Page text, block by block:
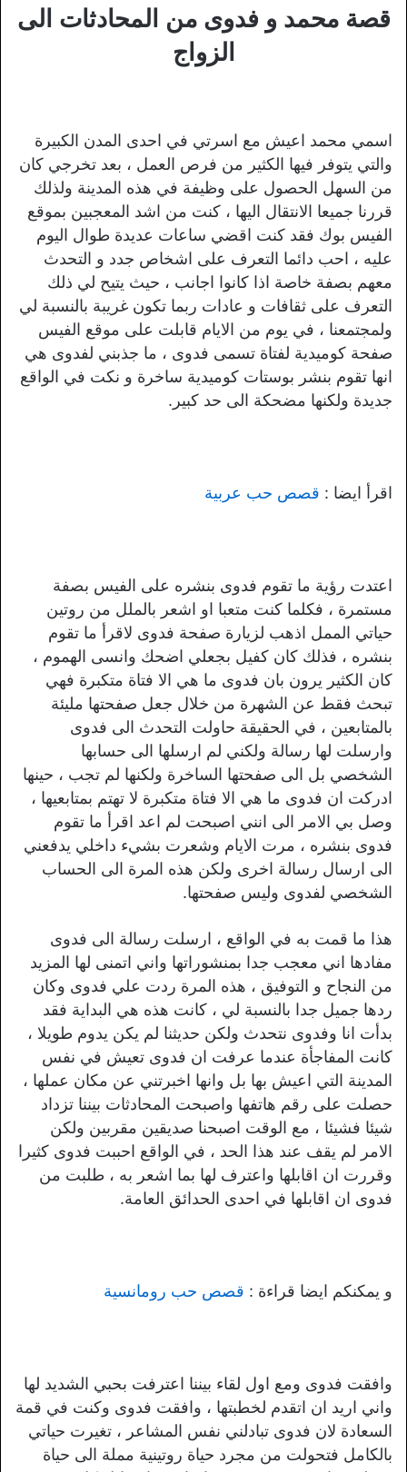
قصة محمد و فدوى من المحادثات الى
الزواج
اسمي محمد اعيش مع اسرتي في احدى المدن الكبيرة
والتي يتوفر فيها الكثير من فرص العمل ، بعد تخرجي كان
من السهل الحصول على وظيفة في هذه المدينة ولذلك
قررنا جميعا الانتقال اليها ، كنت من اشد المعجبين بموقع
الفيس بوك فقد كنت اقضي ساعات عديدة طوال اليوم
عليه ، احب دائما التعرف على اشخاص جدد و التحدث
معهم بصفة خاصة اذا كانوا اجانب ، حيث يتيح لي ذلك
التعرف على ثقافات و عادات ربما تكون غريبة بالنسبة لي
ولمجتمعنا ، في يوم من الايام قابلت على موقع الفيس
صفحة كوميدية لفتاة تسمى فدوى ، ما جذبني لفدوى هي
انها تقوم بنشر بوستات كوميدية ساخرة و نكت في الواقع
جديدة ولكنها مضحكة الى حد كبير.
اقرأ ايضا : قصص حب عربية
اعتدت رؤية ما تقوم فدوى بنشره على الفيس بصفة
مستمرة ، فكلما كنت متعبا او اشعر بالملل من روتين
حياتي الممل اذهب لزيارة صفحة فدوى لاقرأ ما تقوم
بنشره ، فذلك كان كفيل بجعلي اضحك وانسى الهموم ،
كان الكثير يرون بان فدوى ما هي الا فتاة متكبرة فهي
تبحث فقط عن الشهرة من خلال جعل صفحتها مليئة
بالمتابعين ، في الحقيقة حاولت التحدث الى فدوى
وارسلت لها رسالة ولكني لم ارسلها الى حسابها
الشخصي بل الى صفحتها الساخرة ولكنها لم تجب ، حينها
ادركت ان فدوى ما هي الا فتاة متكبرة لا تهتم بمتابعيها ،
وصل بي الامر الى انني اصبحت لم اعد اقرأ ما تقوم
فدوى بنشره ، مرت الايام وشعرت بشيء داخلي يدفعني
الى ارسال رسالة اخرى ولكن هذه المرة الى الحساب
الشخصي لفدوى وليس صفحتها.
هذا ما قمت به في الواقع ، ارسلت رسالة الى فدوى
مفادها اني معجب جدا بمنشوراتها واني اتمنى لها المزيد
من النجاح و التوفيق ، هذه المرة ردت علي فدوى وكان
ردها جميل جدا بالنسبة لي ، كانت هذه هي البداية فقد
بدأت انا وفدوى نتحدث ولكن حديثنا لم يكن يدوم طويلا ،
كانت المفاجأة عندما عرفت ان فدوى تعيش في نفس
المدينة التي اعيش بها بل وانها اخبرتني عن مكان عملها ،
حصلت على رقم هاتفها واصبحت المحادثات بيننا تزداد
شيئا فشيئا ، مع الوقت اصبحنا صديقين مقربين ولكن
الامر لم يقف عند هذا الحد ، في الواقع احببت فدوى كثيرا
وقررت ان اقابلها واعترف لها بما اشعر به ، طلبت من
فدوى ان اقابلها في احدى الحدائق العامة.
و يمكنكم ايضا قراءة : قصص حب رومانسية
وافقت فدوى ومع اول لقاء بيننا اعترفت بحبي الشديد لها
واني اريد ان اتقدم لخطبتها ، وافقت فدوى وكنت في قمة
السعادة لان فدوى تبادلني نفس المشاعر ، تغيرت حياتي
بالكامل فتحولت من مجرد حياة روتينية مملة الى حياة